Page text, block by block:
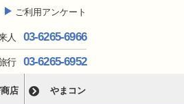
ご利用アンケート
人 03-6265-6966
行 03-6265-6952
店 やまコン